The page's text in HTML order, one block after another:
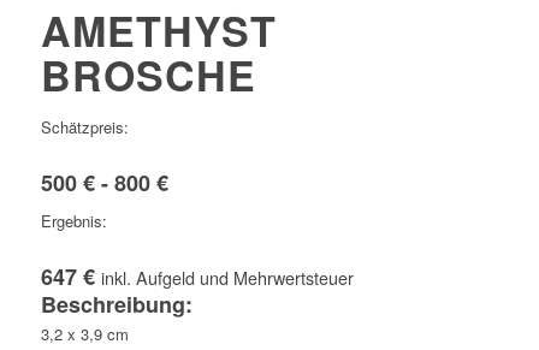
AMETHYST
BROSCHE
Schätzpreis:
500 € - 800 €
Ergebnis:
647 € inkl. Aufgeld und Mehrwertsteuer
Beschreibung:
3,2 x 3,9 cm